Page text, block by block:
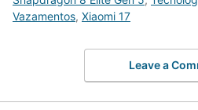
Vazamentos, Xiaomi 17
Leave a